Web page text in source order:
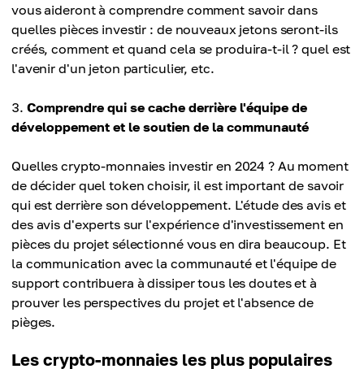
vous aideront à comprendre comment savoir dans
quelles pièces investir : de nouveaux jetons seront-ils
créés, comment et quand cela se produira-t-il ? quel est
l'avenir d'un jeton particulier, etc.
Comprendre qui se cache derrière l'équipe de
développement et le soutien de la communauté
Quelles crypto-monnaies investir en 2024 ? Au moment
de décider quel token choisir, il est important de savoir
qui est derrière son développement. L'étude des avis et
des avis d'experts sur l'expérience d'investissement en
pièces du projet sélectionné vous en dira beaucoup. Et
la communication avec la communauté et l'équipe de
support contribuera à dissiper tous les doutes et à
prouver les perspectives du projet et l'absence de
pièges.
Les crypto-monnaies les plus populaires